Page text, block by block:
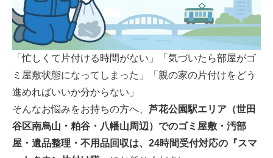
「忙しくて片付ける時間がない」「気づいたら部屋がゴ
ミ屋敷状態になってしまった」「親の家の片付けをどう
進めればいいか分からない」
そんなお悩みをお持ちの方へ、 芦花公園駅エリア（世田
谷区南烏山・粕谷・八幡山周辺）でのゴミ屋敷・汚部
屋・遺品整理・不用品回収は、24時間受付対応の『スマ